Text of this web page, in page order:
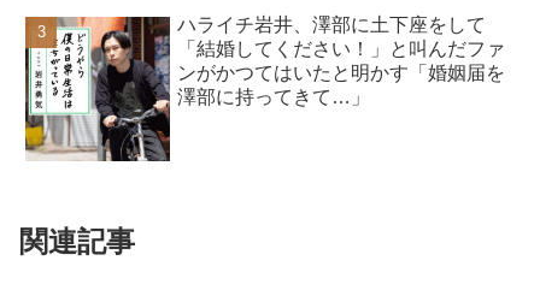
ハライチ岩井、澤部に土下座をして
「結婚してください！」と叫んだファ
ンがかつてはいたと明かす「婚姻届を
澤部に持ってきて…」
関連記事